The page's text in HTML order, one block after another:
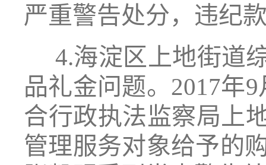
严重警告处分，违纪
4.海淀区上地街道
品礼金问题。2017年
合行政执法监察局上
管理服务对象给予的